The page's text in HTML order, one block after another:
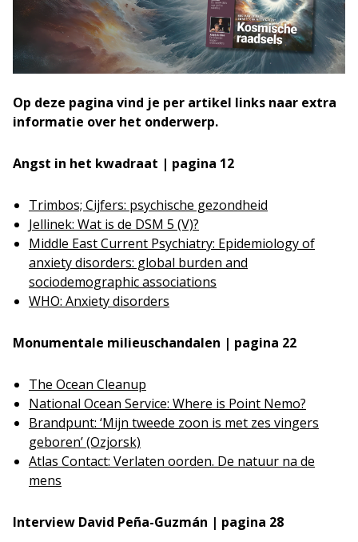
Op deze pagina vind je per artikel links naar extra
informatie over het onderwerp.
Angst in het kwadraat | pagina 12
Trimbos; Cijfers: psychische gezondheid
Jellinek: Wat is de DSM 5 (V)?
Middle East Current Psychiatry: Epidemiology of
anxiety disorders: global burden and
sociodemographic associations
WHO: Anxiety disorders
Monumentale milieuschandalen | pagina 22
The Ocean Cleanup
National Ocean Service: Where is Point Nemo?
Brandpunt: ‘Mijn tweede zoon is met zes vingers
geboren’ (Ozjorsk)
Atlas Contact: Verlaten oorden. De natuur na de
mens
Interview David Peña-Guzmán | pagina 28